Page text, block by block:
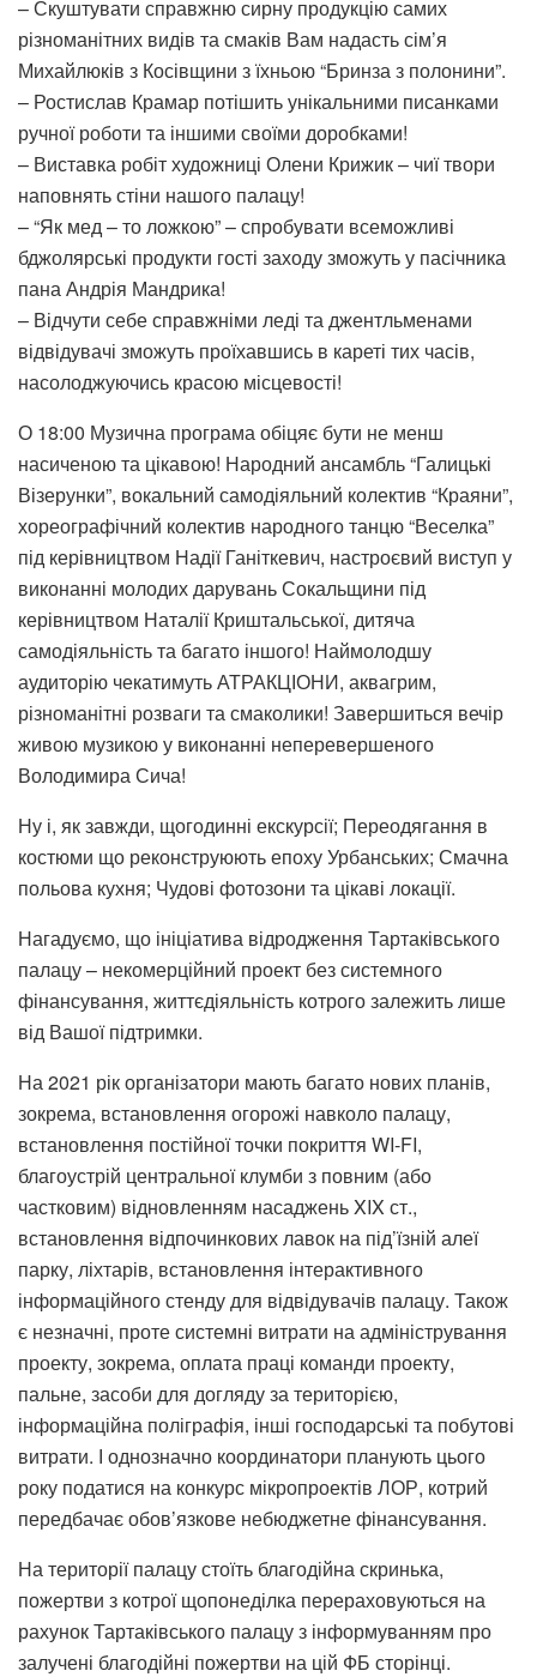
– Скуштувати справжню сирну продукцію самих
різноманітних видів та смаків Вам надасть сім’я
Михайлюків з Косівщини з їхньою “Бринза з полонини”.
– Ростислав Крамар потішить унікальними писанками
ручної роботи та іншими своїми доробками!
– Виставка робіт художниці Олени Крижик – чиї твори
наповнять стіни нашого палацу!
– “Як мед – то ложкою” – спробувати всеможливі
бджолярські продукти гості заходу зможуть у пасічника
пана Андрія Мандрика!
– Відчути себе справжніми леді та джентльменами
відвідувачі зможуть проїхавшись в кареті тих часів,
насолоджуючись красою місцевості!
О 18:00 Музична програма обіцяє бути не менш
насиченою та цікавою! Народний ансамбль “Галицькі
Візерунки”, вокальний самодіяльний колектив “Краяни”,
хореографічний колектив народного танцю “Веселка”
під керівництвом Надії Ганіткевич, настроєвий виступ у
виконанні молодих дарувань Сокальщини під
керівництвом Наталії Криштальської, дитяча
самодіяльність та багато іншого! Наймолодшу
аудиторію чекатимуть АТРАКЦІОНИ, аквагрим,
різноманітні розваги та смаколики! Завершиться вечір
живою музикою у виконанні неперевершеного
Володимира Сича!
Ну і, як завжди, щогодинні екскурсії; Переодягання в
костюми що реконструюють епоху Урбанських; Смачна
польова кухня; Чудові фотозони та цікаві локації.
Нагадуємо, що ініціатива відродження Тартаківського
палацу – некомерційний проект без системного
фінансування, життєдіяльність котрого залежить лише
від Вашої підтримки.
На 2021 рік організатори мають багато нових планів,
зокрема, встановлення огорожі навколо палацу,
встановлення постійної точки покриття WI-FI,
благоустрій центральної клумби з повним (або
частковим) відновленням насаджень XIX ст.,
встановлення відпочинкових лавок на під’їзній алеї
парку, ліхтарів, встановлення інтерактивного
інформаційного стенду для відвідувачів палацу. Також
є незначні, проте системні витрати на адміністрування
проекту, зокрема, оплата праці команди проекту,
пальне, засоби для догляду за територією,
інформаційна поліграфія, інші господарські та побутові
витрати. І однозначно координатори планують цього
року податися на конкурс мікропроектів ЛОР, котрий
передбачає обов’язкове небюджетне фінансування.
На території палацу стоїть благодійна скринька,
пожертви з котрої щопонеділка перераховуються на
рахунок Тартаківського палацу з інформуванням про
залучені благодійні пожертви на цій ФБ сторінці.